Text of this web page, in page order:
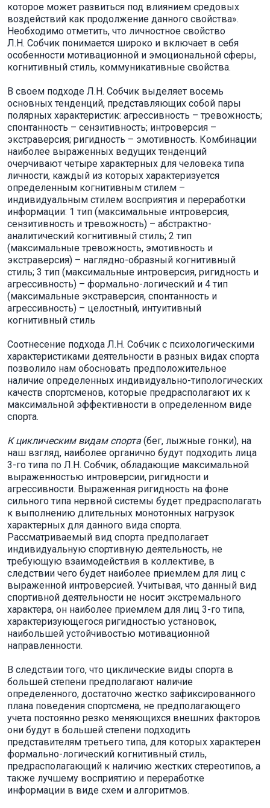
которое может развиться под влиянием средовых
воздействий как продолжение данного свойства».
Необходимо отметить, что личностное свойство
Л.Н. Собчик понимается широко и включает в себя
особенности мотивационной и эмоциональной сферы,
когнитивный стиль, коммуникативные свойства.
В своем подходе Л.Н. Собчик выделяет восемь
основных тенденций, представляющих собой пары
полярных характеристик: агрессивность – тревожность;
спонтанность – сензитивность; интроверсия –
экстраверсия; ригидность – эмотивность. Комбинации
наиболее выраженных ведущих тенденций
очерчивают четыре характерных для человека типа
личности, каждый из которых характеризуется
определенным когнитивным стилем –
индивидуальным стилем восприятия и переработки
информации: 1 тип (максимальные интроверсия,
сензитивность и тревожность) – абстрактно-
аналитический когнитивный стиль; 2 тип
(максимальные тревожность, эмотивность и
экстраверсия) – наглядно-образный когнитивный
стиль; 3 тип (максимальные интроверсия, ригидность и
агрессивность) – формально-логический и 4 тип
(максимальные экстраверсия, спонтанность и
агрессивность) – целостный, интуитивный
когнитивный стиль
Соотнесение подхода Л.Н. Собчик с психологическими
характеристиками деятельности в разных видах спорта
позволило нам обосновать предположительное
наличие определенных индивидуально-типологических
качеств спортсменов, которые предрасполагают их к
максимальной эффективности в определенном виде
спорта.
К циклическим видам спорта (бег, лыжные гонки), на
наш взгляд, наиболее органично будут подходить лица
3-го типа по Л.Н. Собчик, обладающие максимальной
выраженностью интроверсии, ригидности и
агрессивности. Выраженная ригидность на фоне
сильного типа нервной системы будет предрасполагать
к выполнению длительных монотонных нагрузок
характерных для данного вида спорта.
Рассматриваемый вид спорта предполагает
индивидуальную спортивную деятельность, не
требующую взаимодействия в коллективе, в
следствии чего будет наиболее приемлем для лиц с
выраженной интроверсией. Учитывая, что данный вид
спортивной деятельности не носит экстремального
характера, он наиболее приемлем для лиц 3-го типа,
характеризующегося ригидностью установок,
наибольшей устойчивостью мотивационной
направленности.
В следствии того, что циклические виды спорта в
большей степени предполагают наличие
определенного, достаточно жестко зафиксированного
плана поведения спортсмена, не предполагающего
учета постоянно резко меняющихся внешних факторов
они будут в большей степени подходить
представителям третьего типа, для которых характерен
формально-логический когнитивный стиль,
предрасполагающий к наличию жестких стереотипов, а
также лучшему восприятию и переработке
информации в виде схем и алгоритмов.